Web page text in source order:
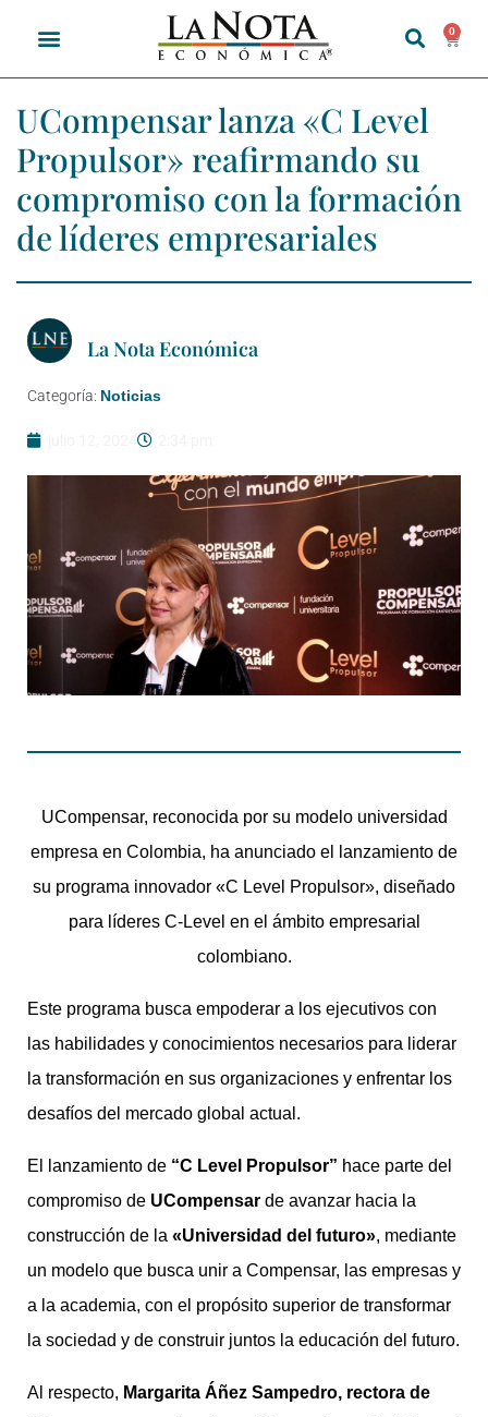
0
UCompensar lanza «C Level
Propulsor» reafirmando su
compromiso con la formación
de líderes empresariales
La Nota Económica
Categoría: Noticias
UCompensar, reconocida por su modelo universidad
empresa en Colombia, ha anunciado el lanzamiento de
su programa innovador «C Level Propulsor», diseñado
para líderes C-Level en el ámbito empresarial
colombiano.
Este programa busca empoderar a los ejecutivos con
las habilidades y conocimientos necesarios para liderar
la transformación en sus organizaciones y enfrentar los
desafíos del mercado global actual.
El lanzamiento de “C Level Propulsor” hace parte del
compromiso de UCompensar de avanzar hacia la
construcción de la «Universidad del futuro», mediante
un modelo que busca unir a Compensar, las empresas y
a la academia, con el propósito superior de transformar
la sociedad y de construir juntos la educación del futuro.
Al respecto, Margarita Áñez Sampedro, rectora de